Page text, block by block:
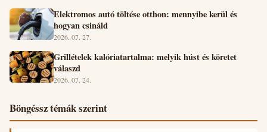
Elektromos autó töltése otthon: mennyibe kerül és
hogyan csináld
2026. 07. 27.
Grillételek kalóriatartalma: melyik húst és köretet
válaszd
2026. 07. 24.
Böngéssz témák szerint